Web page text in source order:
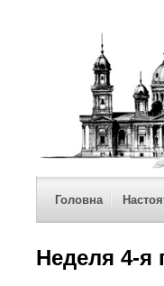
Головна
Неделя 4-я